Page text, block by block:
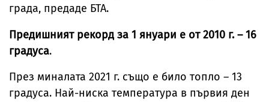
града, предаде БТА.
Предишният рекорд за 1 януари е от 2010 г. – 16
градуса.
През миналата 2021 г. също е било топло – 13
градуса. Най-ниска температура в първия ден